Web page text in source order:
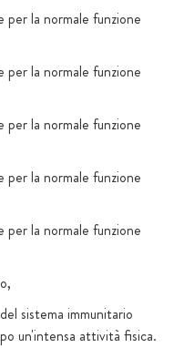
per la normale funzione
per la normale funzione
per la normale funzione
per la normale funzione
per la normale funzione
sistema immunitario
un'intensa attività fisica.